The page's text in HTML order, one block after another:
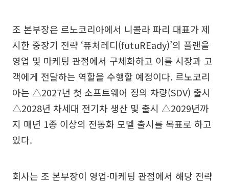
조 본부장은 르노코리아에서 니콜라 파리 대표가 제
시한 중장기 전략 ‘퓨처레디(futuREady)’의 플랜을
영업 및 마케팅 관점에서 구체화하고 이를 시장과 고
객에게 전달하는 역할을 수행할 예정이다. 르노코리
아는 △2027년 첫 소프트웨어 정의 차량(SDV) 출시
△2028년 차세대 전기차 생산 및 출시 △2029년까
지 매년 1종 이상의 전동화 모델 출시를 목표로 하고
있다.
회사는 조 본부장이 영업·마케팅 관점에서 해당 전략